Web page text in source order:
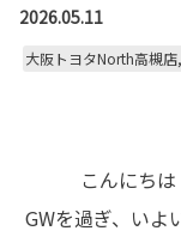
2026.05.11
大阪トヨタNorth高槻
こんにち
GWを過ぎ、いよ